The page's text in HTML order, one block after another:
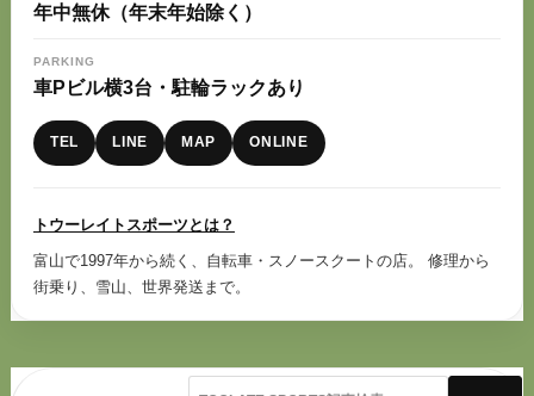
年中無休（年末年始除く）
PARKING
車Pビル横3台・駐輪ラックあり
TEL LINE MAP ONLINE
トウーレイトスポーツとは？
富山で1997年から続く、自転車・スノースクートの店。 修理から
街乗り、雪山、世界発送まで。